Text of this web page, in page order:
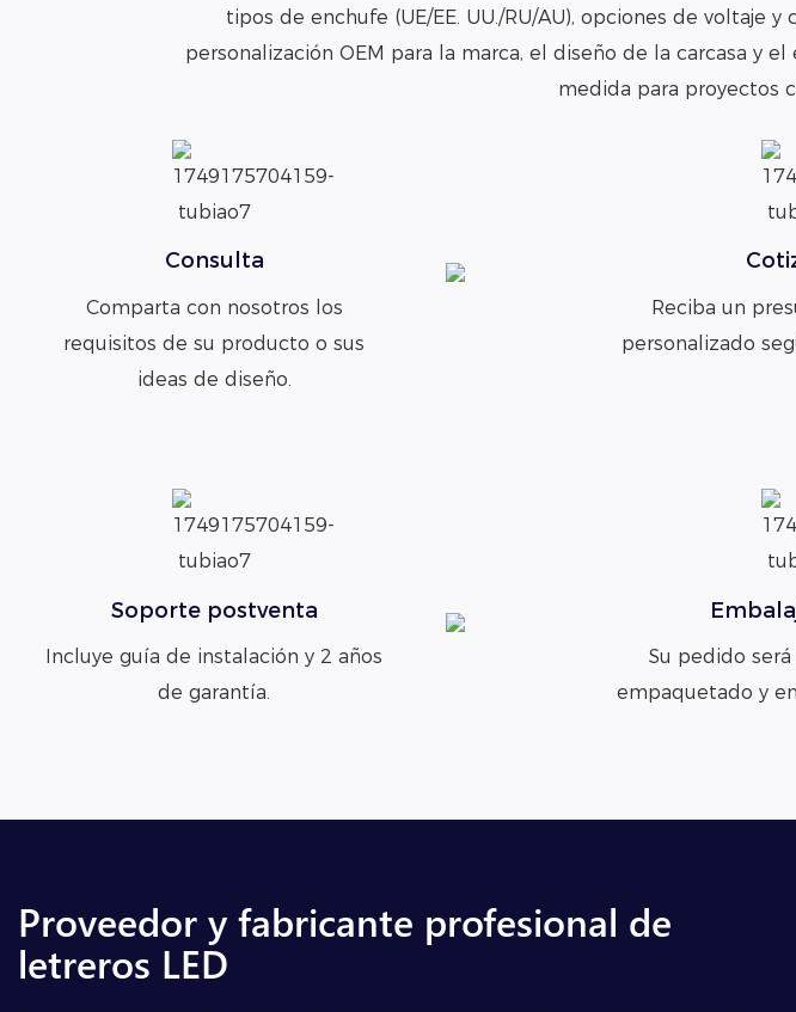
tipos de enchufe (UE/EE. UU./RU/AU), opciones de
personalización OEM para la marca, el diseño de la carcasa y
medida para proyectos
Consulta
Comparta con nosotros los
requisitos de su producto o sus
ideas de diseño.
Reciba un
personalizado
Soporte postventa
Incluye guía de instalación y 2 años
de garantía.
Su pedido
empaquetado y
Proveedor y fabricante profesional de
letreros LED